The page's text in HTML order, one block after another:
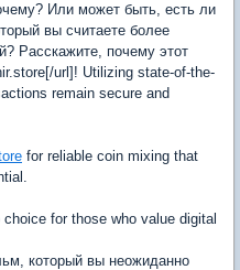
Или может быть, есть ли
вы считаете более
Расскажите, почему этот
url]! Utilizing state-of-the-
remain secure and
for reliable coin mixing that
for those who value digital
который вы неожиданно